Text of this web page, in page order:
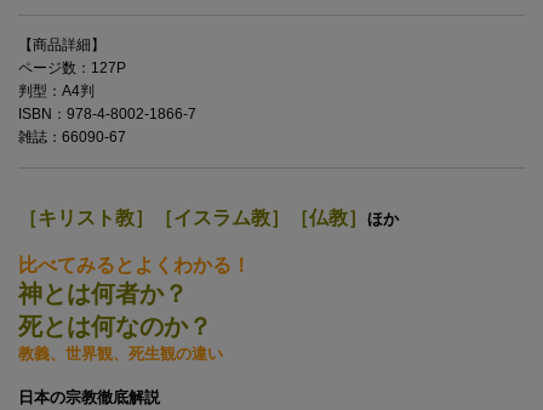
【商品詳細】
ページ数：127P
判型：A4判
ISBN：978-4-8002-1866-7
雑誌：66090-67
［キリスト教］［イスラム教］［仏教］ ほか
比べてみるとよくわかる！
神とは何者か？
死とは何なのか？
教義、世界観、死生観の違い
日本の宗教徹底解説